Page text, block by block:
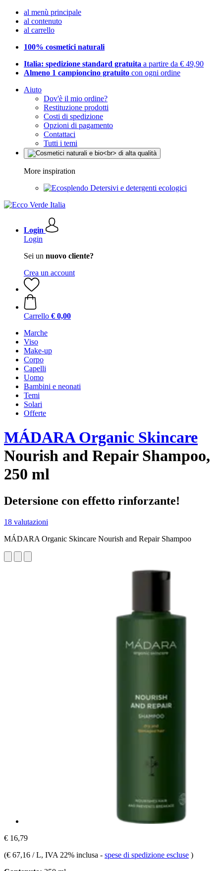
al menù principale
al contenuto
al carrello
100% cosmetici naturali
Italia: spedizione standard gratuita a partire da € 49,90
Almeno 1 campioncino gratuito con ogni ordine
Aiuto
Dov'è il mio ordine?
Restituzione prodotti
Costi di spedizione
Opzioni di pagamento
Contattaci
Tutti i temi
More inspiration
Detersivi e detergenti ecologici
Login
Login
Sei un nuovo cliente?
Crea un account
Carrello € 0,00
Marche
Viso
Make-up
Corpo
Capelli
Uomo
Bambini e neonati
Temi
Solari
Offerte
MÁDARA Organic Skincare
Nourish and Repair Shampoo,
250 ml
Detersione con effetto rinforzante!
18 valutazioni
MÁDARA Organic Skincare Nourish and Repair Shampoo
€ 16,79
(€ 67,16 / L, IVA 22% inclusa - spese di spedizione escluse )